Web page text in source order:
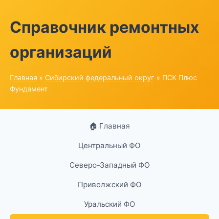
Справочник ремонтных
организаций
Главная » Сибирский федеральный округ » ПСК Плюс
Фундамент
🏠 Главная
Центральный ФО
Северо-Западный ФО
Приволжский ФО
Уральский ФО